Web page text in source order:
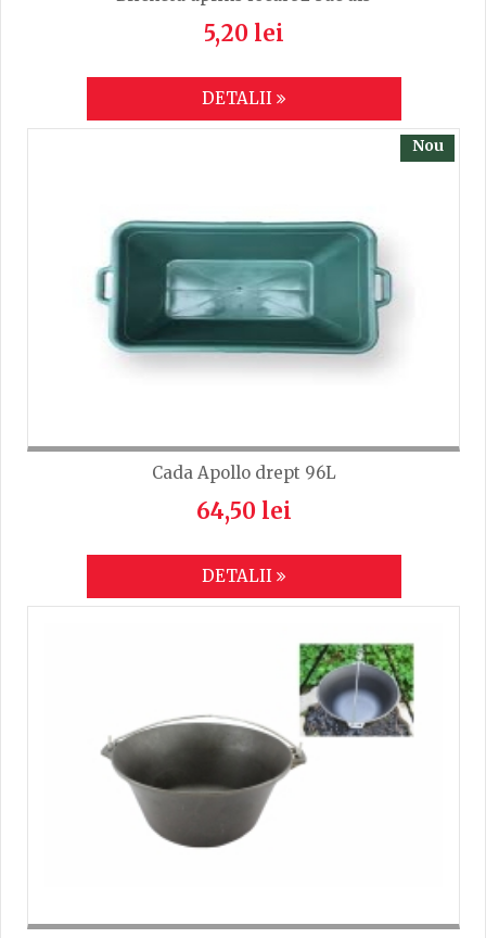
5,20 lei
DETALII
Nou
Cada Apollo drept 96L
64,50 lei
DETALII